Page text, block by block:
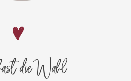
die Wahl